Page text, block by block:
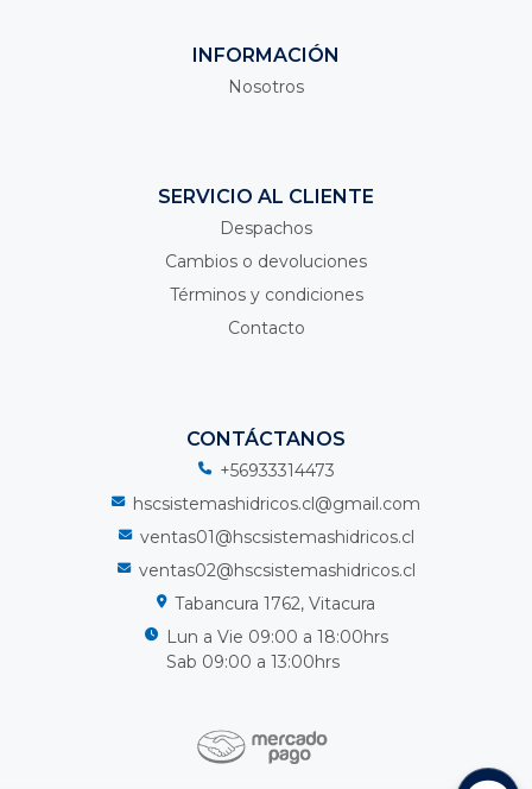
INFORMACIÓN
Nosotros
SERVICIO AL CLIENTE
Despachos
Cambios o devoluciones
Términos y condiciones
Contacto
CONTÁCTANOS
+56933314473
hscsistemashidricos.cl@gmail.com
ventas01@hscsistemashidricos.cl
ventas02@hscsistemashidricos.cl
Tabancura 1762, Vitacura
Lun a Vie 09:00 a 18:00hrs
Sab 09:00 a 13:00hrs